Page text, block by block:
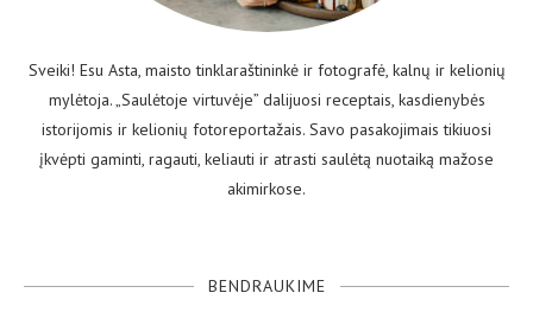
Sveiki! Esu Asta, maisto tinklaraštininkė ir fotografė, kalnų ir kelionių
mylėtoja. „Saulėtoje virtuvėje” dalijuosi receptais, kasdienybės
istorijomis ir kelionių fotoreportažais. Savo pasakojimais tikiuosi
įkvėpti gaminti, ragauti, keliauti ir atrasti saulėtą nuotaiką mažose
akimirkose.
BENDRAUKIME